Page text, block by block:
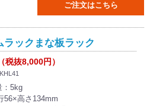
ご注文はこちら
ラックまな板ラック
（税抜8,000円）
：5kg
56×高さ134mm